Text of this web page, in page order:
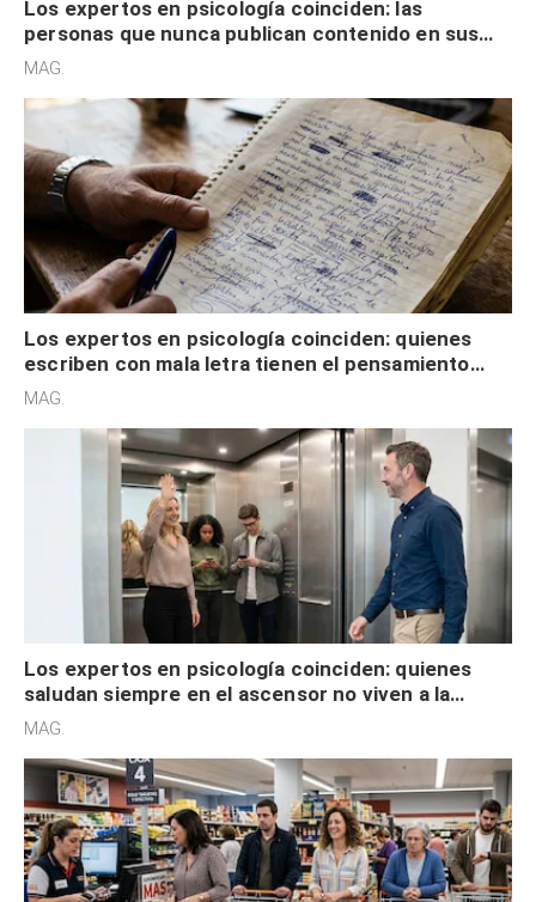
Los expertos en psicología coinciden: las
personas que nunca publican contenido en sus
redes sociales no pretenden buscar validación
MAG.
Los expertos en psicología coinciden: quienes
escriben con mala letra tienen el pensamiento
acelerado y no lo hacen por desinterés
MAG.
Los expertos en psicología coinciden: quienes
saludan siempre en el ascensor no viven a la
defensiva y tienen apertura social
MAG.